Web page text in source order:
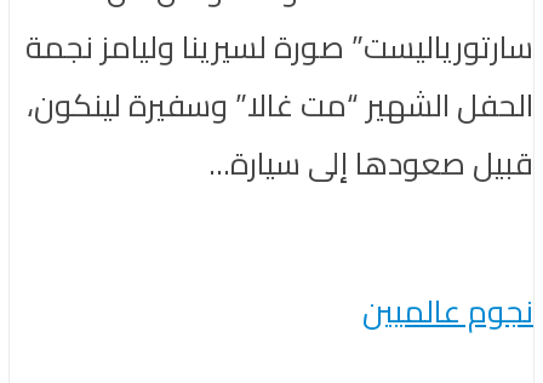
سارتورياليست” صورة لسيرينا وليامز نجمة
الحفل الشهير “مت غالا” وسفيرة لينكون،
قبيل صعودها إلى سيارة...
نجوم عالميين